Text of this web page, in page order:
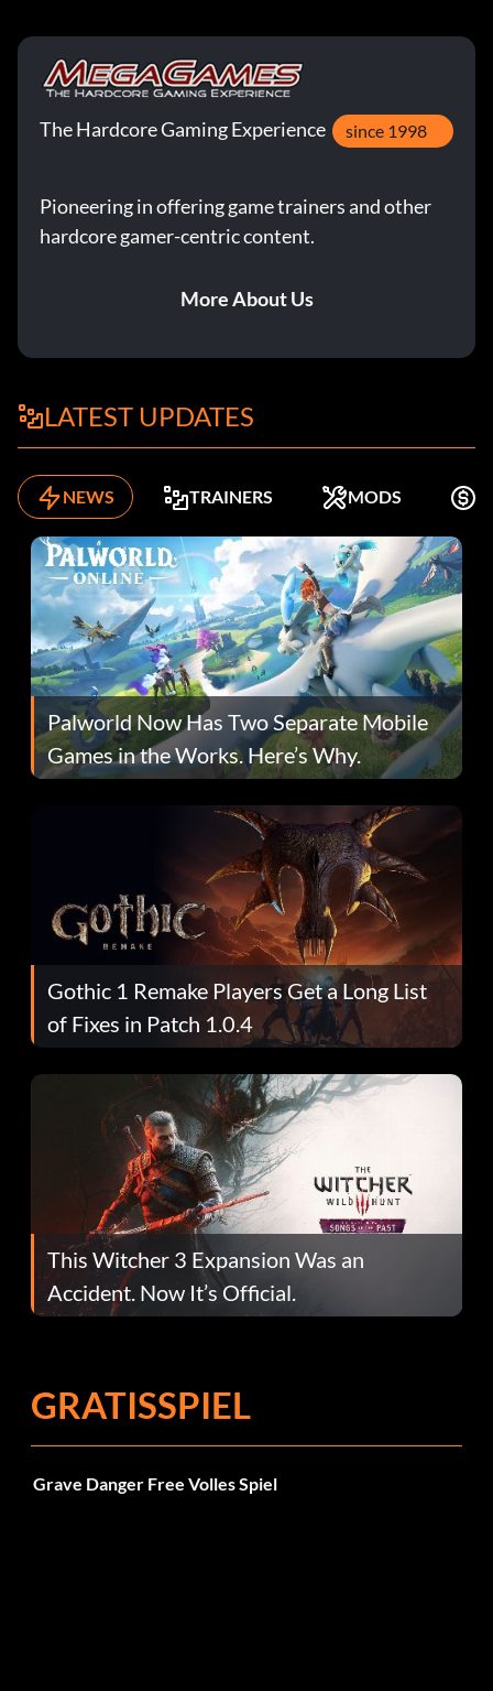
The Hardcore Gaming Experience since 1998
Pioneering in offering game trainers and other
hardcore gamer-centric content.
More About Us
LATEST UPDATES
NEWS TRAINERS MODS
Palworld Now Has Two Separate Mobile
Games in the Works. Here’s Why.
Gothic 1 Remake Players Get a Long List
of Fixes in Patch 1.0.4
This Witcher 3 Expansion Was an
Accident. Now It’s Official.
GRATISSPIEL
Grave Danger Free Volles Spiel